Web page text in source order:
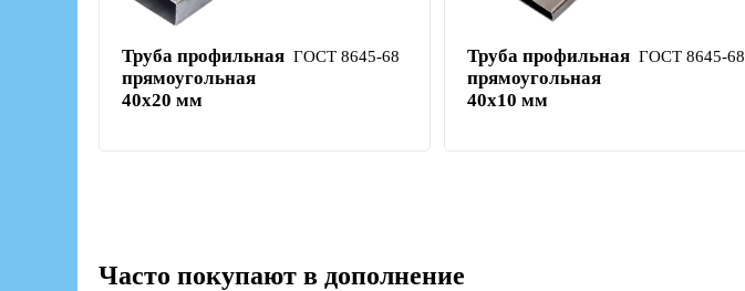
Труба профильная
прямоугольная
40х20 мм
ГОСТ 8645-68
Труба профильная
прямоугольная
40х10 мм
ГОСТ 8645-68
Часто покупают в дополнение